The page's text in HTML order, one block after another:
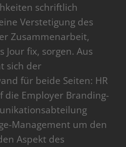
schriftlich
Verstetigung des
Zusammenarbeit,
Jour fix, sorgen. Aus
sich der
für beide Seiten: HR
die Employer Branding-
Management um den
Aspekt des